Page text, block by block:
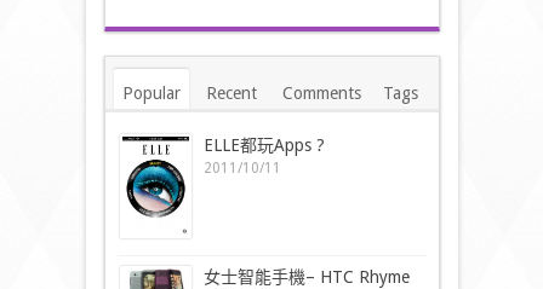
Popular Recent Comments Tags
ELLE都玩Apps ?
2011/10/11
女士智能手機– HTC Rhyme